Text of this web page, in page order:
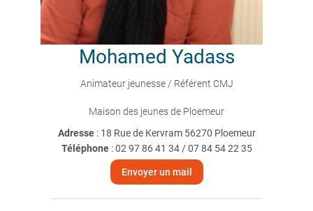
Mohamed Yadass
Animateur jeunesse / Référent CMJ
Maison des jeunes de Ploemeur
Adresse : 18 Rue de Kervram 56270 Ploemeur
Téléphone:02 97 86 41 34 / 07 84 54 22 35
Envoyer un mail